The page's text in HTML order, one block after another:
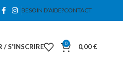
BESOIN D’AIDE?CONTACT
/ S'INSCRIRE 0 0,00€